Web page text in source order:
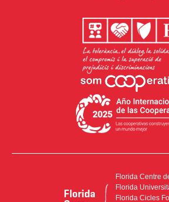
Florida Centre
Florida
Florida Cicles